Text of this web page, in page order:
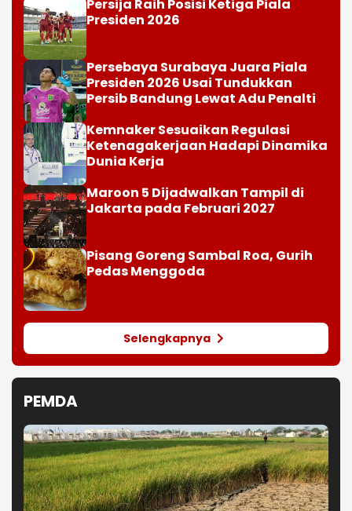
Persija Raih Posisi Ketiga Piala
Presiden 2026
Persebaya Surabaya Juara Piala
Presiden 2026 Usai Tundukkan
Persib Bandung Lewat Adu Penalti
Kemnaker Sesuaikan Regulasi
Ketenagakerjaan Hadapi Dinamika
Dunia Kerja
Maroon 5 Dijadwalkan Tampil di
Jakarta pada Februari 2027
Pisang Goreng Sambal Roa, Gurih
Pedas Menggoda
Selengkapnya
PEMDA